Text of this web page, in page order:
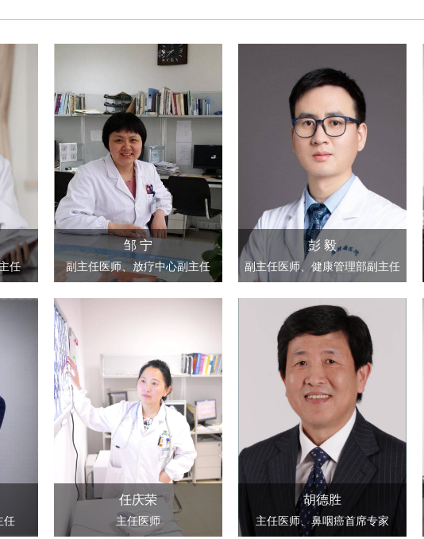
任
邹 宁
副主任医师、放疗中心副主任
彭 毅
副主任医师、健康管理部副主任
任
任庆荣
主任医师
胡德胜
主任医师、鼻咽癌首席专家